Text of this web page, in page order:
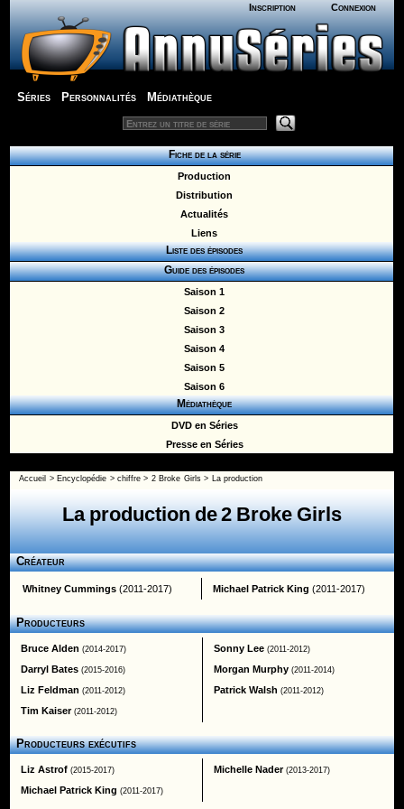
Inscription Connexion
Séries Personnalités Médiathèque
Fiche de la série
Production
Distribution
Actualités
Liens
Liste des épisodes
Guide des épisodes
Saison 1
Saison 2
Saison 3
Saison 4
Saison 5
Saison 6
Médiathèque
DVD en Séries
Presse en Séries
Accueil > Encyclopédie >chiffre > 2 Broke Girls> La production
La production de 2 Broke Girls
Créateur
Whitney Cummings (2011-2017) Michael Patrick King (2011-2017)
Producteurs
Bruce Alden (2014-2017)
Darryl Bates (2015-2016)
Liz Feldman (2011-2012)
Tim Kaiser (2011-2012)
Sonny Lee (2011-2012)
Morgan Murphy (2011-2014)
Patrick Walsh (2011-2012)
Producteurs exécutifs
Liz Astrof (2015-2017)
Michael Patrick King (2011-2017)
Michelle Nader (2013-2017)